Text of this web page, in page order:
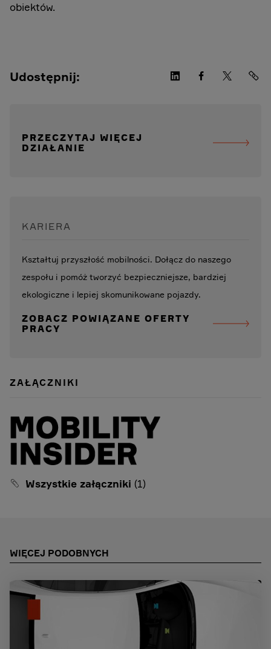
obiektów.
Udostępnij:
PRZECZYTAJ WIĘCEJ
DZIAŁANIE
KARIERA
Kształtuj przyszłość mobilności. Dołącz do naszego
zespołu i pomóż tworzyć bezpieczniejsze, bardziej
ekologiczne i lepiej skomunikowane pojazdy.
ZOBACZ POWIĄZANE OFERTY
PRACY
ZAŁĄCZNIKI
Wszystkie załączniki (1)
WIĘCEJ PODOBNYCH